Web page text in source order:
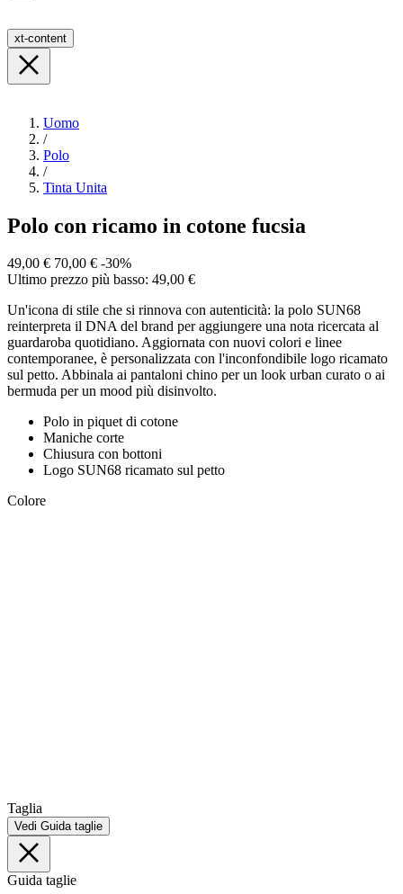
xt-content
Uomo
/
Polo
/
Tinta Unita
Polo con ricamo in cotone fucsia
49,00 € 70,00 € -30%
Ultimo prezzo più basso: 49,00 €
Un'icona di stile che si rinnova con autenticità: la polo SUN68
reinterpreta il DNA del brand per aggiungere una nota ricercata al
guardaroba quotidiano. Aggiornata con nuovi colori e linee
contemporanee, è personalizzata con l'inconfondibile logo ricamato
sul petto. Abbinala ai pantaloni chino per un look urban curato o ai
bermuda per un mood più disinvolto.
Polo in piquet di cotone
Maniche corte
Chiusura con bottoni
Logo SUN68 ricamato sul petto
Colore
Taglia
Vedi Guida taglie
Guida taglie